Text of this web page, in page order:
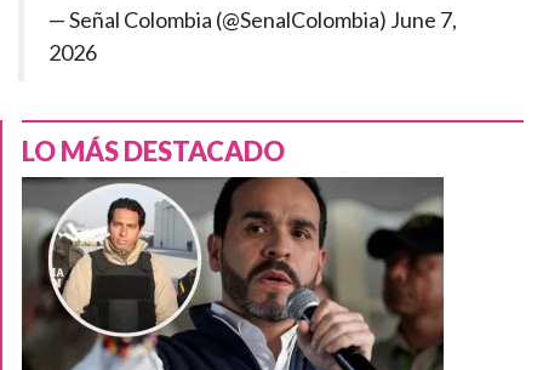
— Señal Colombia (@SenalColombia) June 7,
2026
LO MÁS DESTACADO